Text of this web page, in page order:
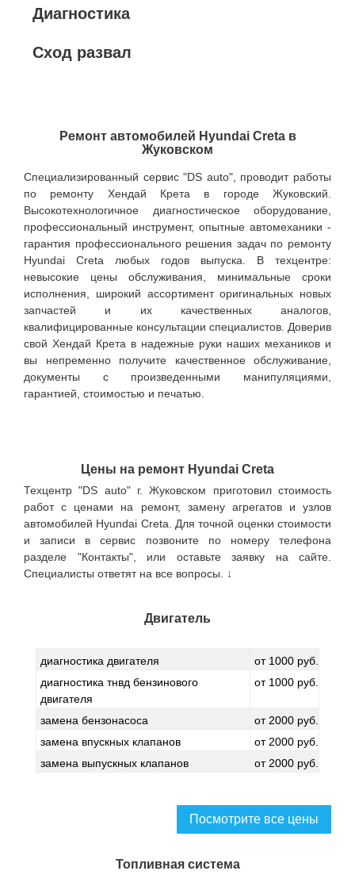
Диагностика
Сход развал
Ремонт автомобилей Hyundai Creta в
Жуковском
Специализированный сервис "DS auto", проводит работы
по ремонту Хендай Крета в городе Жуковский.
Высокотехнологичное диагностическое оборудование,
профессиональный инструмент, опытные автомеханики -
гарантия профессионального решения задач по ремонту
Hyundai Creta любых годов выпуска. В техцентре:
невысокие цены обслуживания, минимальные сроки
исполнения, широкий ассортимент оригинальных новых
запчастей и их качественных аналогов,
квалифицированные консультации специалистов. Доверив
свой Хендай Крета в надежные руки наших механиков и
вы непременно получите качественное обслуживание,
документы с произведенными манипуляциями,
гарантией, стоимостью и печатью.
Цены на ремонт Hyundai Creta
Техцентр "DS auto" г. Жуковском приготовил стоимость
работ с ценами на ремонт, замену агрегатов и узлов
автомобилей Hyundai Creta. Для точной оценки стоимости
и записи в сервис позвоните по номеру телефона
разделе "Контакты", или оставьте заявку на сайте.
Специалисты ответят на все вопросы. ↓
Двигатель
диагностика двигателя
от 1000 руб.
диагностика тнвд бензинового
двигателя
от 1000 руб.
замена бензонасоса
от 2000 руб.
замена впускных клапанов
от 2000 руб.
замена выпускных клапанов
от 2000 руб.
Посмотрите все цены
Топливная система